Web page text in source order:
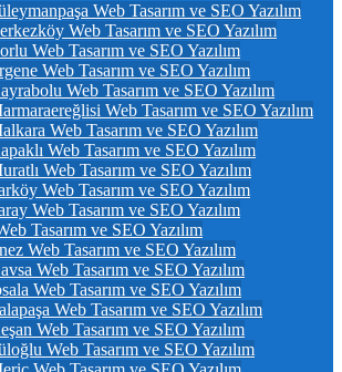
Web Tasarım ve SEO Yazılım
Web Tasarım ve SEO Yazılım
Web Tasarım ve SEO Yazılım
Web Tasarım ve SEO Yazılım
Web Tasarım ve SEO Yazılım
Web Tasarım ve SEO Yazılım
Web Tasarım ve SEO Yazılım
Web Tasarım ve SEO Yazılım
Web Tasarım ve SEO Yazılım
Web Tasarım ve SEO Yazılım
Web Tasarım ve SEO Yazılım
Tasarım ve SEO Yazılım
Web Tasarım ve SEO Yazılım
Web Tasarım ve SEO Yazılım
Web Tasarım ve SEO Yazılım
Web Tasarım ve SEO Yazılım
Web Tasarım ve SEO Yazılım
Web Tasarım ve SEO Yazılım